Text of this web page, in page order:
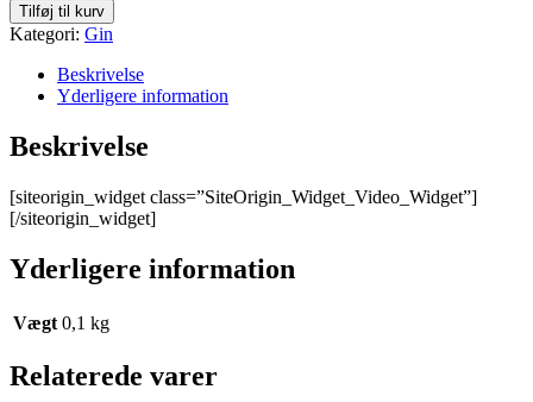
Tilføj til kurv
Kategori: Gin
Beskrivelse
Yderligere information
Beskrivelse
[siteorigin_widget class=”SiteOrigin_Widget_Video_Widget”]
[/siteorigin_widget]
Yderligere information
Vægt 0,1 kg
Relaterede varer